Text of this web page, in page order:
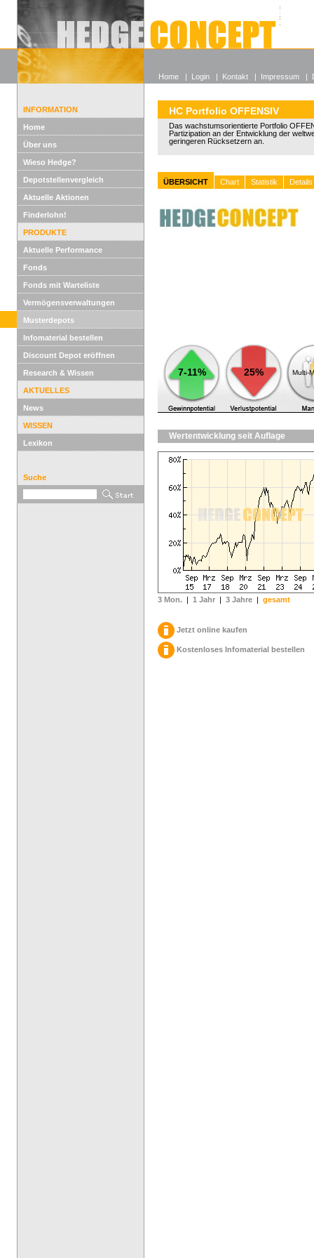
Alle
Wieso
INFORMATION
Home
Über uns
Wieso Hedge?
Depotstellenvergleich
Aktuelle Aktionen
Finderlohn!
PRODUKTE
Aktuelle Performance
Fonds
Fonds mit Warteliste
Vermögensverwaltungen
Musterdepots
Infomaterial bestellen
Discount Depot eröffnen
Research & Wissen
AKTUELLES
News
WISSEN
Lexikon
Suche
HC Portfolio OFFENSIV
Das wachstumsorientierte Portfolio
Partizipation an der Entwicklung der
geringeren Rücksetzern an.
ÜBERSICHT Chart Statistik Details
7-11% 25% Multi-
Wertentwicklung seit Auflage
3 Mon. | 1 Jahr | 3 Jahre | gesamt
Jetzt online kaufen
Kostenloses Infomaterial bestellen
Home | Login | Kontakt | Impressum |